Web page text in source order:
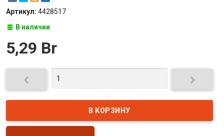
Артикул: 4428517
В наличии
5,29 Br
 